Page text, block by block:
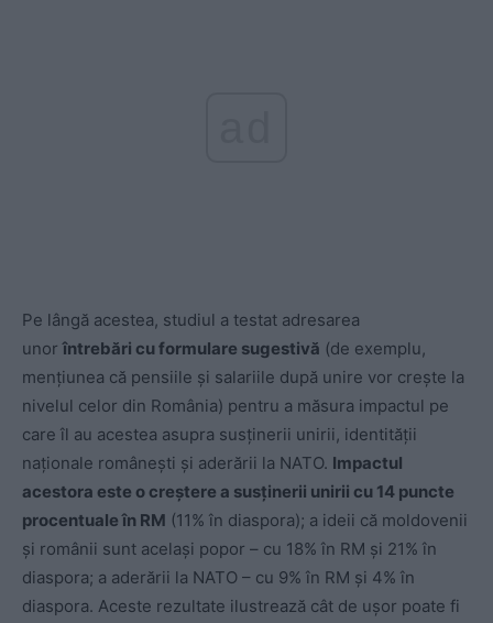
Pe lângă acestea, studiul a testat adresarea
unorîntrebări cu formulare sugestivă (de exemplu,
mențiunea că pensiile și salariile după unire vor crește la
nivelul celor din România) pentru a măsura impactul pe
care îl au acestea asupra susținerii unirii, identității
naționale românești și aderării la NATO. Impactul
acestora este o creștere a susținerii unirii cu 14 puncte
procentuale în RM (11% în diaspora); a ideii că moldovenii
și românii sunt același popor – cu 18% în RM și 21% în
diaspora; a aderării la NATO – cu 9% în RM și 4% în
diaspora. Aceste rezultate ilustrează cât de ușor poate fi